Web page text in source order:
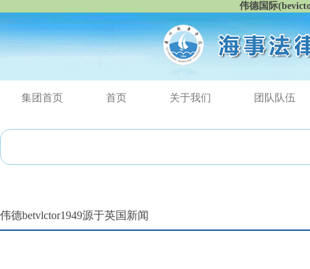
伟德国际
集团首页 首页 关于我们 团队队伍
伟德betvlctor1949源于英国新闻